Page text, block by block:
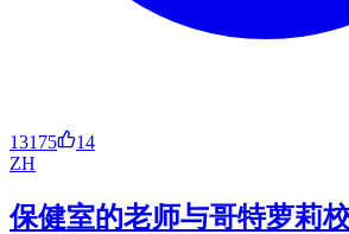
13175
14
ZH
保健室的老师与哥特萝莉